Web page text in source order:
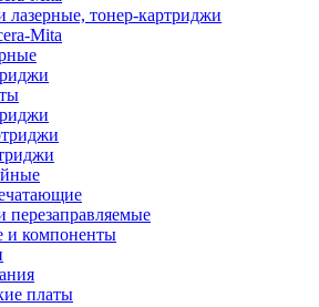
лазерные, тонер-картриджи
Mita
перезаправляемые
и компоненты
платы